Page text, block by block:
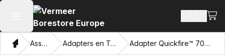
Hoofdmenu openen Zoek
Thuis Assortiment Adapters en Trekkende Ogen Adapter Quickfire™ 700 Pin x 3.5 "API Reg Pin